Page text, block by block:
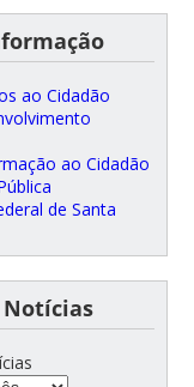
ao Cidadão
ao Cidadão
de Santa